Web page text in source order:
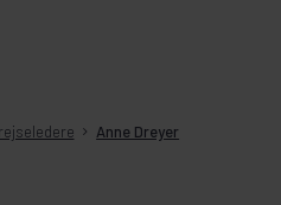
Anne Dreyer